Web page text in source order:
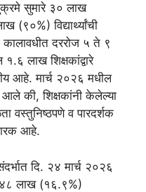
सुमारे ३० लाख
विद्यार्थ्यांची
दररोज ५ ते ९
१.६ लाख शिक्षकांद्वारे
आहे. मार्च २०२६ मधील
आले की, शिक्षकांनी केलेल्या
वस्तुनिष्ठपणे व पारदर्शक
आहे.
दि. २४ मार्च २०२६
लाख (१६.९%)